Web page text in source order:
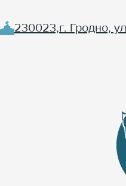
230023,г. Гродно,